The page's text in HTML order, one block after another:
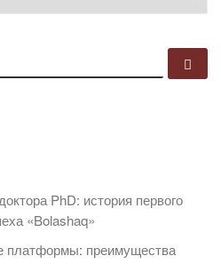
PhD: история первого
«Bolashaq»
платформы: преимущества